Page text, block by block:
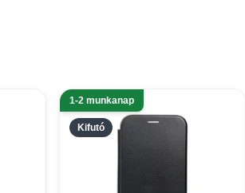
Kifutó
1-2 munkanap